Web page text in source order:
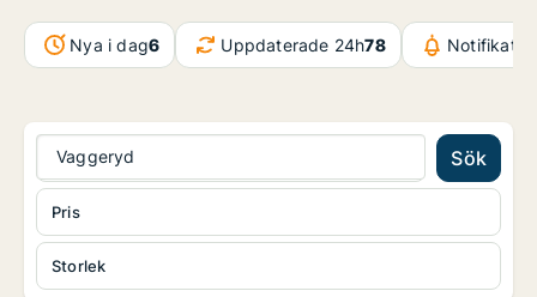
Nya i dag6 Uppdaterade 24h78
Vaggeryd Sök
Storlek
Pris